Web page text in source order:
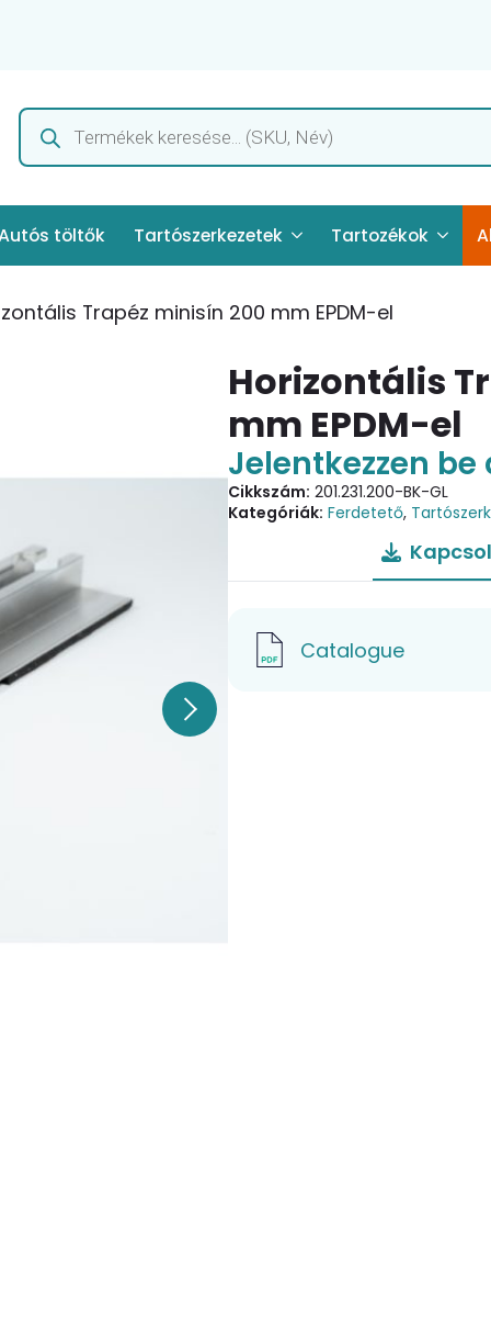
Products
search
töltők Tartószerkezetek Tartozékok
Trapéz minisín 200 mm EPDM-el
Horizontális
mm EPDM-el
Jelentkezzen
Cikkszám: 201.231.200-BK-GL
Kategóriák: Ferdetető,
Catalogue